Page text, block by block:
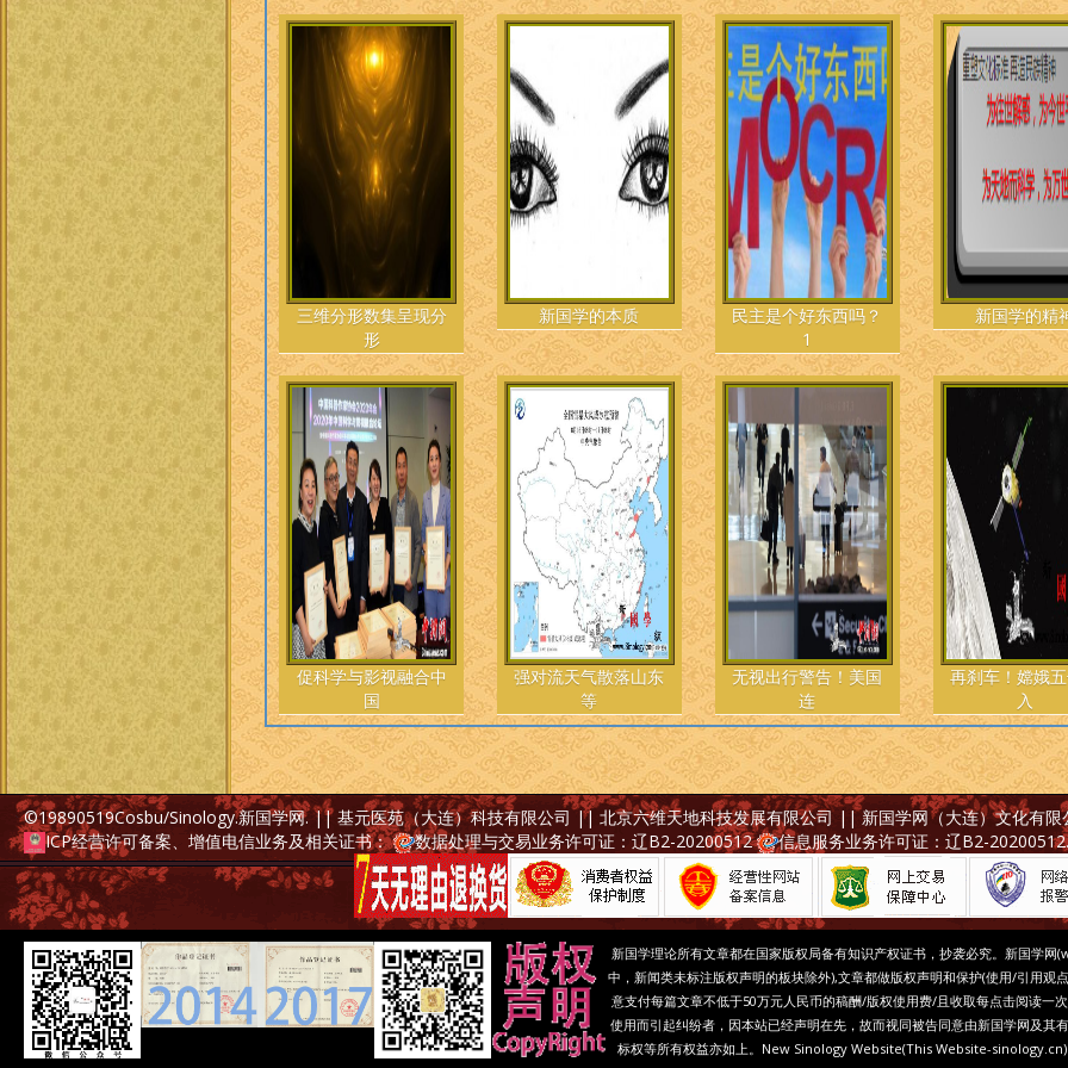
三维分形数集呈现分
形
新国学的本质
民主是个好东西吗？
1
新国学的精
促科学与影视融合中
国
强对流天气散落山东
等
无视出行警告！美国
连
再刹车！嫦娥
入
©19890519Cosbu/Sinology.新国学网. || 基元医苑（大连）科技有限公司 || 北京六维天地科技发展有限公司 || 新国学网（大连）文化有限
ICP经营许可备案、增值电信业务及相关证书：
数据处理与交易业务许可证：辽B2-20200512 信息服务业务许可证：辽B2-20200512
新国学理论所有文章都在国家版权局备有知识产权证书，抄袭必究。 新国学网
中，新闻类未标注版权声明的板块除外),文章都做版权声明和保护(使用/引用
意支付每篇文章不低于50万元人民币的稿酬/版权使用费/且收取每点击阅读
使用而引起纠纷者，因本站已经声明在先，故而视同被告同意由新国学网及
标权等所有权益亦如上。New Sinology Website(This Website-